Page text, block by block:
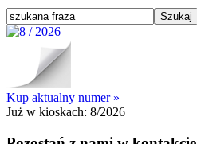
Kup aktualny numer »
Już w kioskach: 8/2026